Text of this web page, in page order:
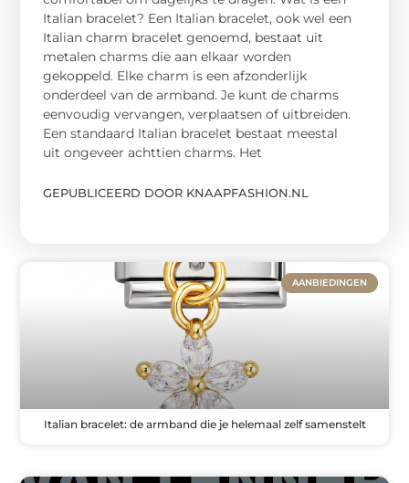
Italian bracelet? Een Italian bracelet, ook wel een
Italian charm bracelet genoemd, bestaat uit
metalen charms die aan elkaar worden
gekoppeld. Elke charm is een afzonderlijk
onderdeel van de armband. Je kunt de charms
eenvoudig vervangen, verplaatsen of uitbreiden.
Een standaard Italian bracelet bestaat meestal
uit ongeveer achttien charms. Het
GEPUBLICEERD DOOR KNAAPFASHION.NL
AANBIEDINGEN
Italian bracelet: de armband die je helemaal zelf samenstelt